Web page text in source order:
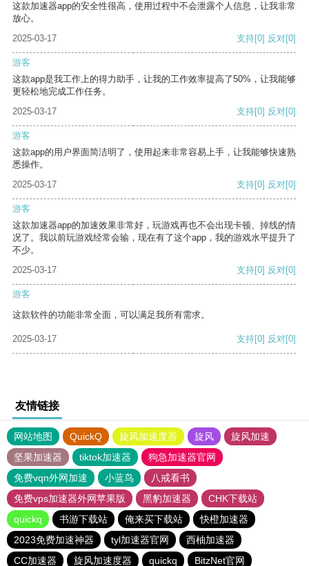
这款加速器app的安全性很高，使用过程中不会泄露个人信息，让我非常
放心。
2025-03-17
支持[0] 反对[0]
游客
这款app是我工作上的得力助手，让我的工作效率提高了50%，让我能够
更轻松地完成工作任务。
2025-03-17
支持[0] 反对[0]
游客
这款app的用户界面简洁明了，使用起来非常容易上手，让我能够快速熟
悉操作。
2025-03-17
支持[0] 反对[0]
游客
这款加速器app的加速效果非常好，玩游戏再也不会出现卡顿、掉线的情
况了。我以前玩游戏经常会输，现在有了这个app，我的游戏水平提升了
不少。
2025-03-17
支持[0] 反对[0]
游客
这款软件的功能非常全面，可以满足我所有需求。
2025-03-17 支持[0] 反对[0]
友情链接
网站地图 QuickQ 旋风加速度器 旋风
旋风加速
坚果加速器
tiktok加速器
狗急加速器官网
免费vqn外网加速
小蓝鸟
八戒看书
免费vps加速器外网苹果版
黑豹加速器
CHK下载站
quickq
书游下载站 俺来买下载站
快橙加速器
2023免费加速神器
tyl加速器官网
西柚加速器
CC加速器
旋风加速度器 quickq BitzNet官网